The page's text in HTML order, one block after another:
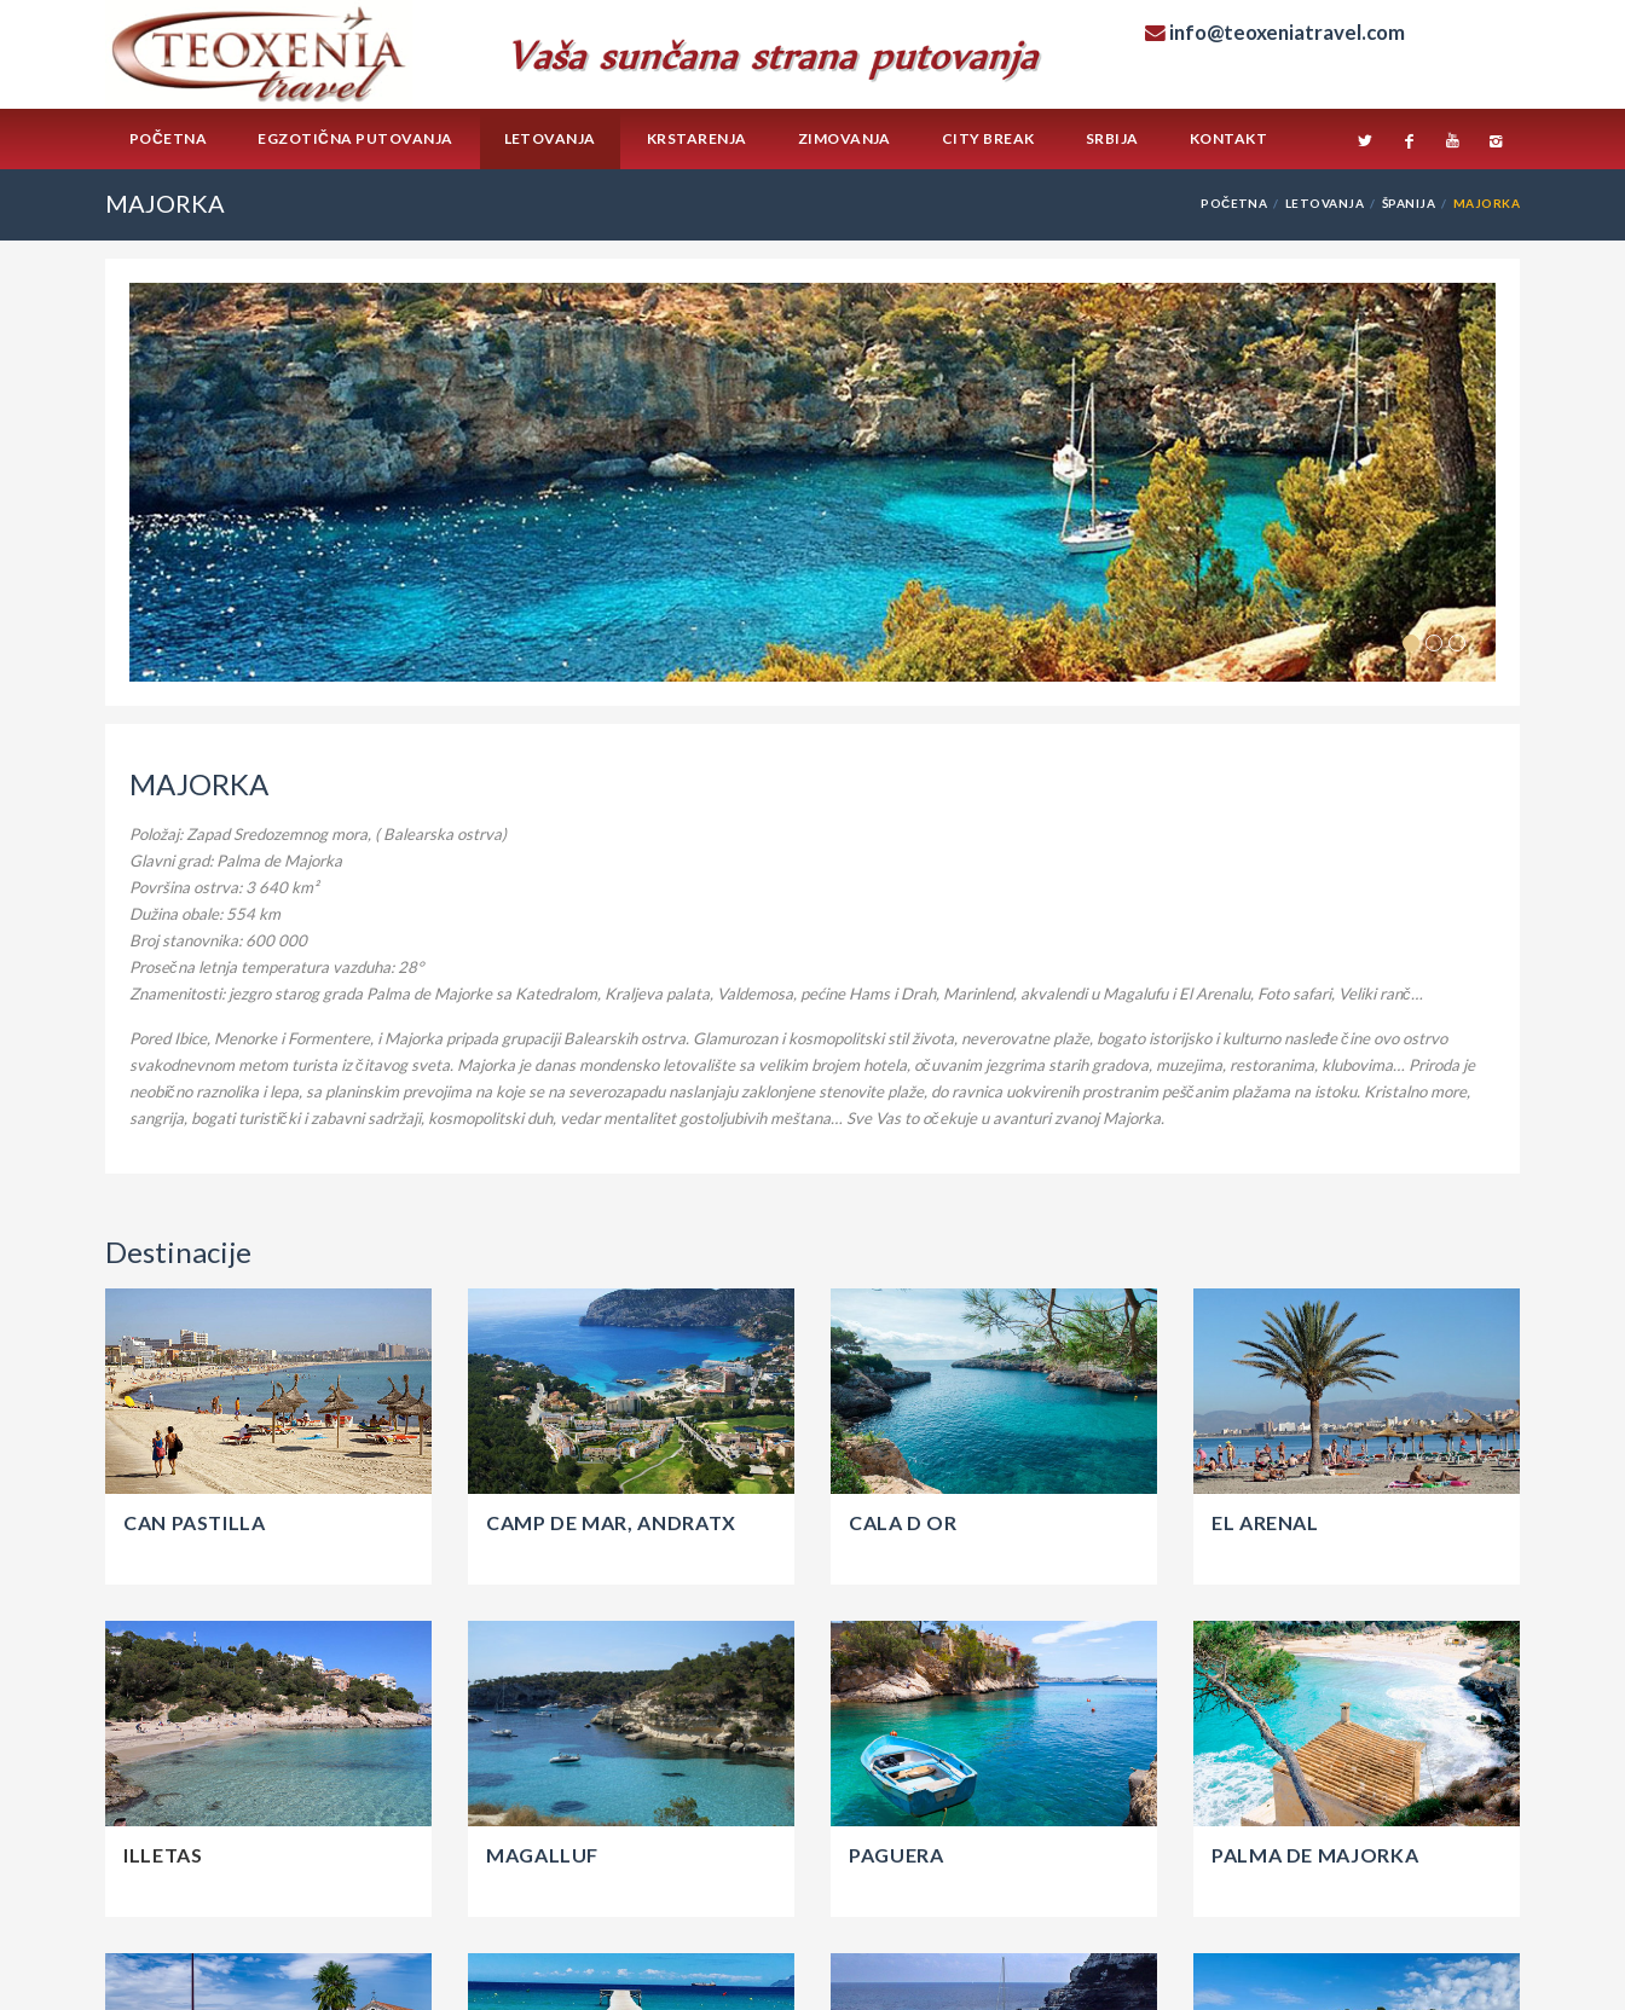
info@teoxeniatravel.com
POČETNA EGZOTIČNA PUTOVANJA LETOVANJA KRSTARENJA ZIMOVANJA CITY BREAK SRBIJA KONTAKT
MAJORKA POČETNA LETOVANJA ŠPANIJA MAJORKA
MAJORKA
Položaj: Zapad Sredozemnog mora, ( Balearska ostrva)
Glavni grad: Palma de Majorka
Površina ostrva: 3 640 km²
Dužina obale: 554 km
Broj stanovnika: 600 000
Prosečna letnja temperatura vazduha: 28°
Znamenitosti: jezgro starog grada Palma de Majorke sa Katedralom, Kraljeva palata, Valdemosa, pećine Hams i Drah, Marinlend, akvalendi u Magalufu i El Arenalu, Foto safari, Veliki ranč…
Pored Ibice, Menorke i Formentere, i Majorka pripada grupaciji Balearskih ostrva. Glamurozan i kosmopolitski stil života, neverovatne plaže, bogato istorijsko i kulturno nasleđe čine ovo ostrvo
svakodnevnom metom turista iz čitavog sveta. Majorka je danas mondensko letovalište sa velikim brojem hotela, očuvanim jezgrima starih gradova, muzejima, restoranima, klubovima… Priroda je
neobično raznolika i lepa, sa planinskim prevojima na koje se na severozapadu naslanjaju zaklonjene stenovite plaže, do ravnica uokvirenih prostranim peščanim plažama na istoku. Kristalno more,
sangrija, bogati turistički i zabavni sadržaji, kosmopolitski duh, vedar mentalitet gostoljubivih meštana… Sve Vas to očekuje u avanturi zvanoj Majorka.
Destinacije
CAN PASTILLA CAMP DE MAR, ANDRATX CALA D OR EL ARENAL
ILLETAS MAGALLUF PAGUERA PALMA DE MAJORKA